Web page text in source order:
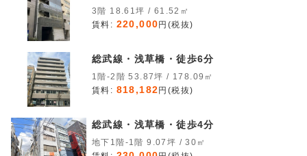
3階 18.61坪 / 61.52㎡
賃料: 220,000 円(税抜)
総武線・浅草橋・徒歩6分
1階-2階 53.87坪 / 178.09㎡
賃料: 818,182 円(税抜)
総武線・浅草橋・徒歩4分
地下1階-1階 9.07坪 / 30㎡